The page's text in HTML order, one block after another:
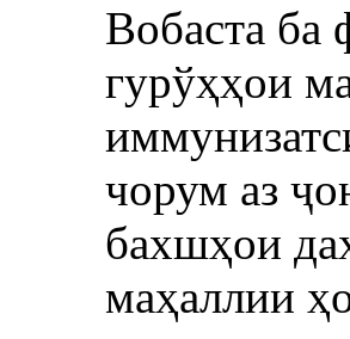
Вобаста ба
гурўҳҳои
чорум аз
бахшҳои
маҳаллии